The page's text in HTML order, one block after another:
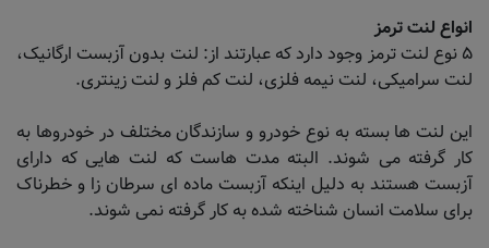
انواع لنت ترمز
۵ نوع لنت ترمز وجود دارد که عبارتند از: لنت بدون آزبست ارگانیک،
لنت سرامیکی، لنت نیمه فلزی، لنت کم فلز و لنت زینتری.
این لنت ها بسته به نوع خودرو و سازندگان مختلف در خودروها به
کار گرفته می شوند. البته مدت هاست که لنت هایی که دارای
آزبست هستند به دلیل اینکه آزبست ماده ای سرطان زا و خطرناک
برای سلامت انسان شناخته شده به کار گرفته نمی شوند.